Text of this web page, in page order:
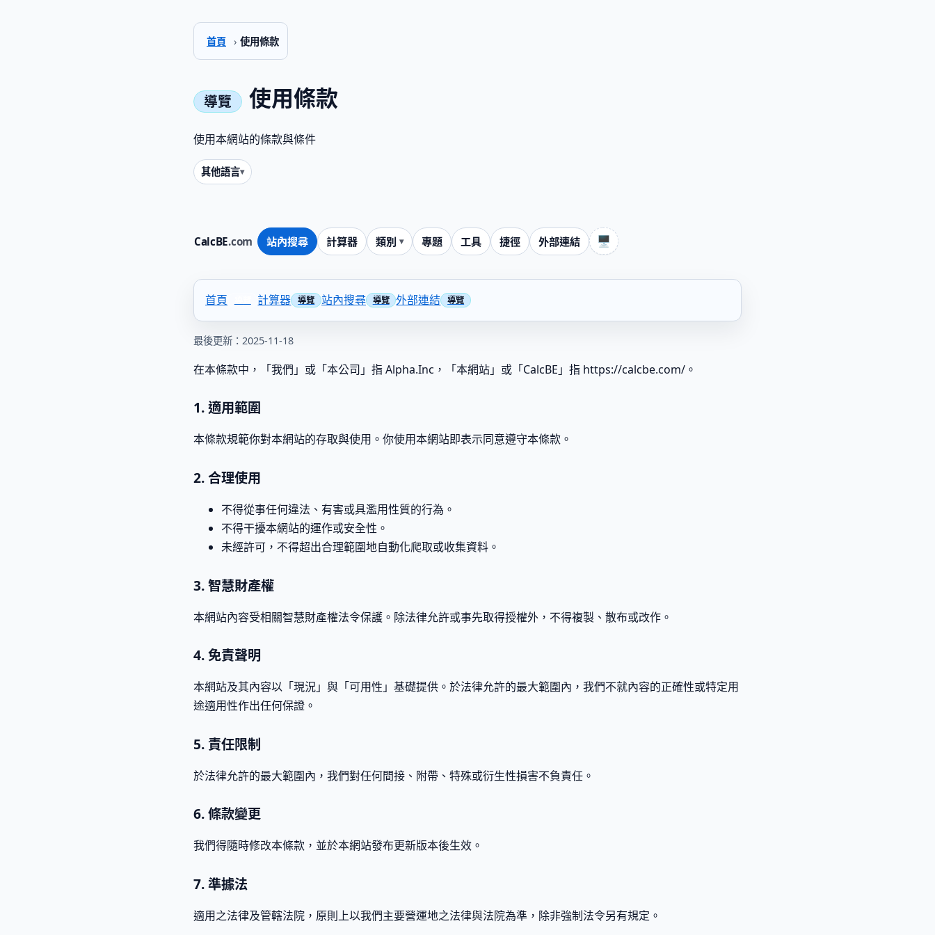
首頁 › 使用條款
CalcBE.com 站內搜尋 計算器 類別 專題 工具 捷徑 外部連結 🖥️
使用條款
使用本網站的條款與條件
其他語言
首頁 計算器 站內搜尋 外部連結
最後更新：2025-11-18
在本條款中，「我們」或「本公司」指 Alpha.Inc，「本網站」或「CalcBE」指 https://calcbe.com/。
1. 適用範圍
本條款規範你對本網站的存取與使用。你使用本網站即表示同意遵守本條款。
2. 合理使用
不得從事任何違法、有害或具濫用性質的行為。
不得干擾本網站的運作或安全性。
未經許可，不得超出合理範圍地自動化爬取或收集資料。
3. 智慧財產權
本網站內容受相關智慧財產權法令保護。除法律允許或事先取得授權外，不得複製、散布或改作。
4. 免責聲明
本網站及其內容以「現況」與「可用性」基礎提供。於法律允許的最大範圍內，我們不就內容的正確性或特定用
途適用性作出任何保證。
5. 責任限制
於法律允許的最大範圍內，我們對任何間接、附帶、特殊或衍生性損害不負責任。
6. 條款變更
我們得隨時修改本條款，並於本網站發布更新版本後生效。
7. 準據法
適用之法律及管轄法院，原則上以我們主要營運地之法律與法院為準，除非強制法令另有規定。